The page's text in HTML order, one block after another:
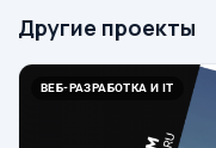
Другие проекты
ВЕБ-РАЗРАБОТКА И IT